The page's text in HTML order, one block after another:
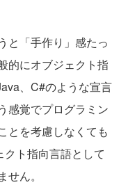
と「手作り」感たっ
的にオブジェクト指
、C#のような宣言
感覚でプログラミン
とを考慮しなくても
ト指向言語として
ん。